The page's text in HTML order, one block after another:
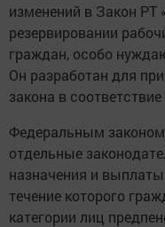
изменений в Закон РТ
резервировании
граждан, особо
Он разработан для
закона в
Федеральным
отдельные
назначения и
течение которого
категории лиц